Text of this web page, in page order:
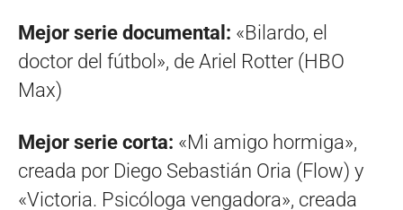
Mejor serie documental: «Bilardo, el
doctor del fútbol», de Ariel Rotter (HBO
Max)
Mejor serie corta: «Mi amigo hormiga»,
creada por Diego Sebastián Oria (Flow) y
«Victoria. Psicóloga vengadora», creada